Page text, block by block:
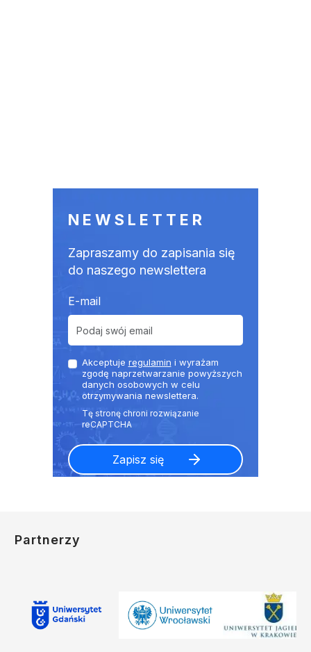
NEWSLETTER
Zapraszamy do zapisania się
do naszego newslettera
E-mail
Akceptuje regulamin i wyrażam
zgodę naprzetwarzanie powyższych
danych osobowych w celu
otrzymywania newslettera.
Partnerzy